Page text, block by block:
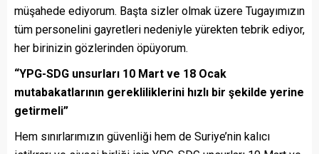
müşahede ediyorum. Başta sizler olmak üzere Tugayımızın
tüm personelini gayretleri nedeniyle yürekten tebrik ediyor,
her birinizin gözlerinden öpüyorum.
“YPG-SDG unsurları 10 Mart ve 18 Ocak
mutabakatlarının gerekliliklerini hızlı bir şekilde yerine
getirmeli”
Hem sınırlarımızın güvenliği hem de Suriye’nin kalıcı